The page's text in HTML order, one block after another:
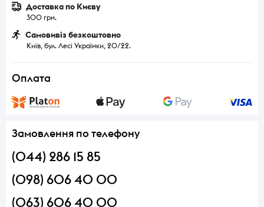
Доставка по Києву
300 грн.
Самовивіз безкоштовно
Київ, бул. Лесі Українки, 20/22.
Оплата
Замовлення по телефону
(044) 286 15 85
(098) 606 40 00
(063) 606 40 00